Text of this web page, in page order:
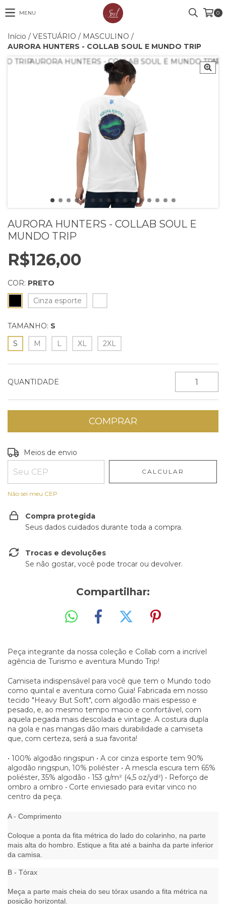
MENU 0
Início / VESTUÁRIO / MASCULINO /
AURORA HUNTERS - COLLAB SOUL E MUNDO TRIP
AURORA HUNTERS - COLLAB SOUL E
MUNDO TRIP
R$126,00
COR: PRETO
Cinza esporte
TAMANHO: S
S
M L XL 2XL
QUANTIDADE
Entregas para o CEP:
Meios de envio
CALCULAR
Não sei meu CEP
Compra protegida
Seus dados cuidados durante toda a compra.
Trocas e devoluções
Se não gostar, você pode trocar ou devolver.
Compartilhar:
Peça integrante da nossa coleção e Collab com a incrível
agência de Turismo e aventura Mundo Trip!
Camiseta indispensável para você que tem o Mundo todo
como quintal e aventura como Guia! Fabricada em nosso
tecido "Heavy But Soft", com algodão mais espesso e
pesado, e, ao mesmo tempo macio e confortável, com
aquela pegada mais descolada e vintage. A costura dupla
na gola e nas mangas dão mais durabilidade a camiseta
que, com certeza, será a sua favorita!
• 100% algodão ringspun • A cor cinza esporte tem 90%
algodão ringspun, 10% poliéster • A mescla escura tem 65%
poliéster, 35% algodão • 153 g/m² (4,5 oz/yd²) • Reforço de
ombro a ombro • Corte enviesado para evitar vinco no
centro da peça.
A - Comprimento
Coloque a ponta da fita métrica do lado do colarinho, na parte
mais alta do hombro. Estique a fita até a bainha da parte inferior
da camisa.
B - Tórax
Meça a parte mais cheia do seu tórax usando a fita métrica na
posição horizontal.